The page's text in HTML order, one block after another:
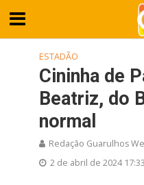
ESTADÃO
Cininha de
Beatriz, do
normal
Redação Guarulhos
2 de abril de 2024 17:33